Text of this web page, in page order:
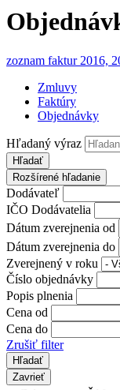
zoznam faktur 2016,
Zmluvy
Faktúry
Objednávky
Hľadaný výraz
Hľadať
Rozšírené hľadanie
Dodávateľ
IČO Dodávatelia
Dátum zverejnenia od
Dátum zverejnenia do
Zverejnený v roku
Číslo objednávky
Popis plnenia
Cena od
Cena do
Zrušiť filter
Zavrieť